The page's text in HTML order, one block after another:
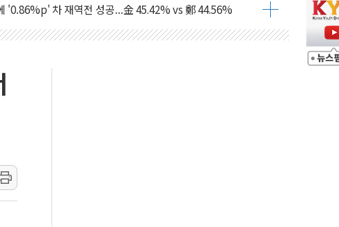
영길·정청래·김민석 당대표 후보
경선서 정청래에 승리...47.75% vs 42.08%
선 결과 발표...김민석 47.75% 정청래 42.08%
과 발표...김민석 45.09% 정청래 43.27% 송영길 11.63%
최대 50㎜ 폭우…강원 동해안 강한 비 이어져
대 환경미화원 수거차에 치여 사망